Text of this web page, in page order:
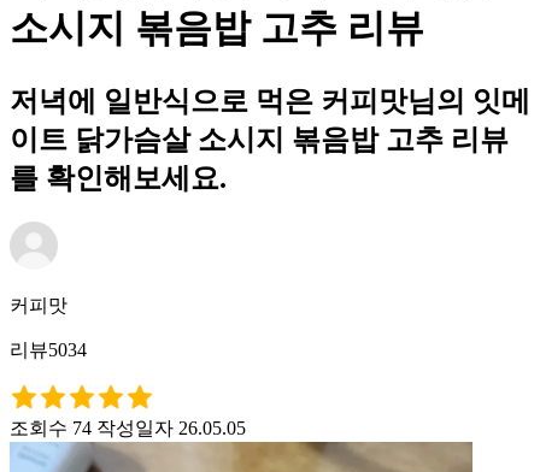
소시지 볶음밥 고추 리뷰
저녁에 일반식으로 먹은 커피맛님의 잇메
이트 닭가슴살 소시지 볶음밥 고추 리뷰
를 확인해보세요.
커피맛
리뷰5034
조회수 74 작성일자 26.05.05